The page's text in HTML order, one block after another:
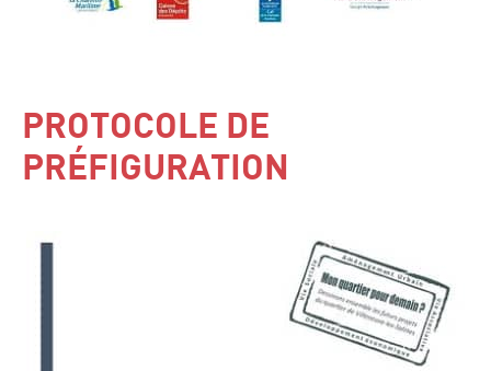
PROTOCOLE DE
PRÉFIGURATION